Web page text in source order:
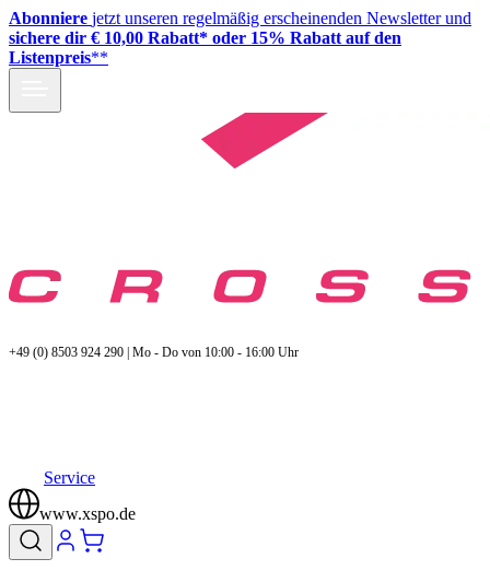
Abonniere jetzt unseren regelmäßig erscheinenden Newsletter und
sichere dir € 10,00 Rabatt* oder 15% Rabatt auf den
Listenpreis**
+49 (0) 8503 924 290 | Mo - Do von 10:00 - 16:00 Uhr
Service
www.xspo.de